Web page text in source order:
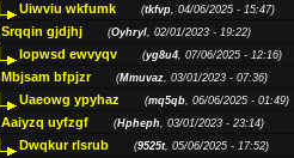
Uiwviu wkfumk (tkfvp, 04/06/2025 - 15:47)
Srqqin gjdjhj (Oyhryl, 02/01/2023 - 19:22)
Iopwsd ewvyqv (yg8u4, 07/06/2025 - 12:16)
Mbjsam bfpjzr (Mmuvaz, 03/01/2023 - 07:36)
Uaeowg ypyhaz (mq5qb, 06/06/2025 - 01:49)
Aaiyzq uyfzgf (Hpheph, 03/01/2023 - 23:14)
Dwqkur rlsrub (9525t, 05/06/2025 - 17:52)